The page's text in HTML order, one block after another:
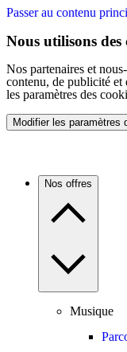
Passer au contenu
Nous utilisons des
Nos partenaires et
contenu, de publicité et
les paramètres des
Modifier les paramètres
Nos offres
Musique